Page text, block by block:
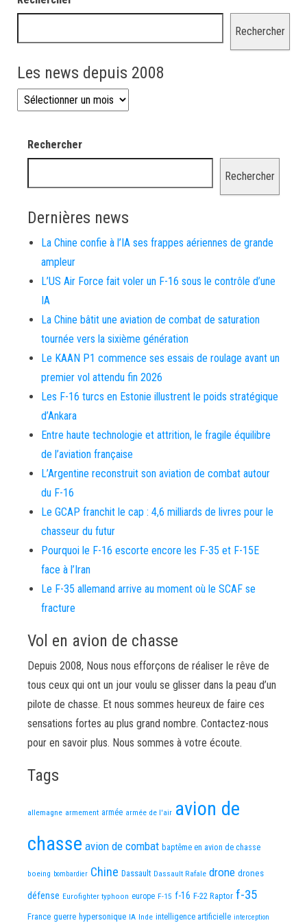
Rechercher
Les news depuis 2008
Les news depuis 2008
Rechercher
Rechercher
Dernières news
La Chine confie à l’IA ses frappes aériennes de grande
ampleur
L’US Air Force fait voler un F-16 sous le contrôle d’une
IA
La Chine bâtit une aviation de combat de saturation
tournée vers la sixième génération
Le KAAN P1 commence ses essais de roulage avant un
premier vol attendu fin 2026
Les F-16 turcs en Estonie illustrent le poids stratégique
d’Ankara
Entre haute technologie et attrition, le fragile équilibre
de l’aviation française
L’Argentine reconstruit son aviation de combat autour
du F-16
Le GCAP franchit le cap : 4,6 milliards de livres pour le
chasseur du futur
Pourquoi le F-16 escorte encore les F-35 et F-15E
face à l’Iran
Le F-35 allemand arrive au moment où le SCAF se
fracture
Vol en avion de chasse
Depuis 2008, Nous nous efforçons de réaliser le rêve de
tous ceux qui ont un jour voulu se glisser dans la peau d’un
pilote de chasse. Et nous sommes heureux de faire ces
sensations fortes au plus grand nombre. Contactez-nous
pour en savoir plus. Nous sommes à votre écoute.
Tags
allemagne armement armée armée de l'air avion de
chasse avion de combat baptême en avion de chasse
boeing bombardier Chine Dassault Dassault Rafale drone drones
défense Eurofighter typhoon europe F-15 f-16 F-22 Raptor f-35
France guerre hypersonique IA Inde intelligence artificielle interception